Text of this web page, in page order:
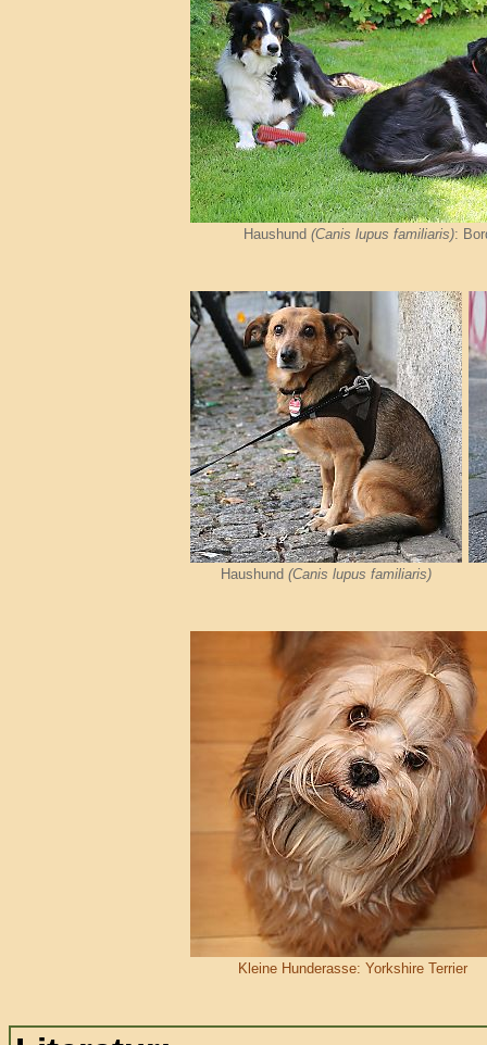
Haushund (Canis lupus familiaris):
Haushund (Canis lupus familiaris)
Kleine Hunderasse: Yorkshire Terrier